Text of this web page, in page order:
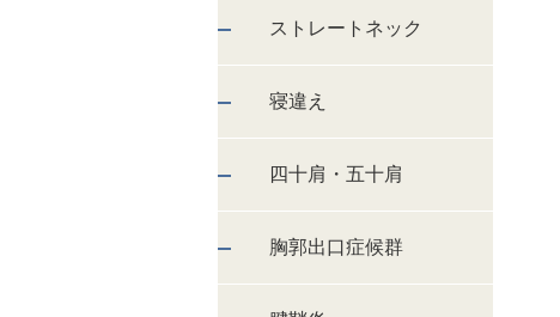
ストレートネック
寝違え
四十肩・五十肩
胸郭出口症候群